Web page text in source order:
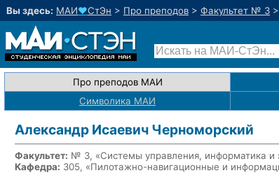
Вы здесь: МАИ♥СтЭн > Про преподов > Факультет № 3 >
Про преподов МАИ
Символика МАИ
Александр Исаевич Черноморский
Факультет: № 3, «Системы управления, информатика и
Кафедра: 305, «Пилотажно-навигационные и